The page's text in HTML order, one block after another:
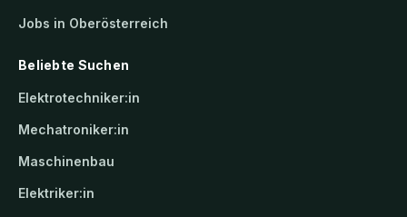
Jobs in Oberösterreich
Beliebte Suchen
Elektrotechniker:in
Mechatroniker:in
Maschinenbau
Elektriker:in